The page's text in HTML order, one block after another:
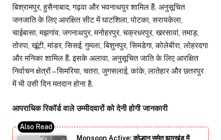
बिश्रामपुर, हुसैनाबाद, गढ़वा और भवनाथपुर शामिल हैं. अनुसूचित
जनजाति के लिए आरक्षित सीट में घाटशिला, पोटका, सरायकेला,
चाईबासा, मझगांव, जगनाथपुर, मनोहरपुर, चक्रधरपुर, खरसावां, तमाड़,
तोरपा, खूंटी, मांडर, सिसई, गुमला, बिशुनपुर, सिमडेगा, कोलेबीरा, लोहरदगा
और मनिका शामिल हैं. इसके अलावा, अनुसूचित जाति के लिए आरक्षित
निर्वाचन क्षेत्रों – सिमरिया, चतरा, जुगसलाई, कांके, लातेहार और छतरपुर
में भी उसी दिन मतदान होना है.
आपराधिक रिकॉर्ड वाले उम्मीदवारों को देनी होगी जानकारी
Monsoon Active: कोल्हान समेत झारखंड में